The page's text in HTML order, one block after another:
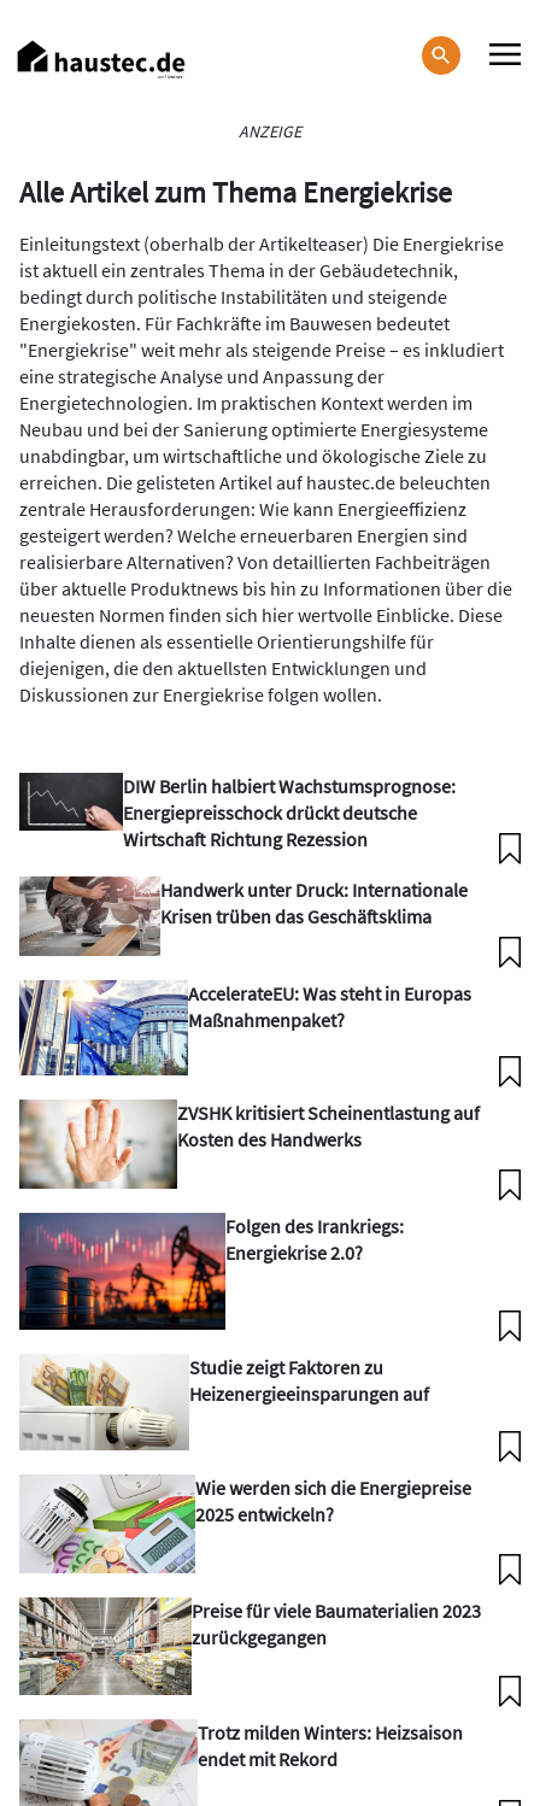
zum
Inhalt
ANZEIGE
Alle Artikel zum Thema Energiekrise
Einleitungstext (oberhalb der Artikelteaser) Die Energiekrise
ist aktuell ein zentrales Thema in der Gebäudetechnik,
bedingt durch politische Instabilitäten und steigende
Energiekosten. Für Fachkräfte im Bauwesen bedeutet
"Energiekrise" weit mehr als steigende Preise – es inkludiert
eine strategische Analyse und Anpassung der
Energietechnologien. Im praktischen Kontext werden im
Neubau und bei der Sanierung optimierte Energiesysteme
unabdingbar, um wirtschaftliche und ökologische Ziele zu
erreichen. Die gelisteten Artikel auf haustec.de beleuchten
zentrale Herausforderungen: Wie kann Energieeffizienz
gesteigert werden? Welche erneuerbaren Energien sind
realisierbare Alternativen? Von detaillierten Fachbeiträgen
über aktuelle Produktnews bis hin zu Informationen über die
neuesten Normen finden sich hier wertvolle Einblicke. Diese
Inhalte dienen als essentielle Orientierungshilfe für
diejenigen, die den aktuellsten Entwicklungen und
Diskussionen zur Energiekrise folgen wollen.
DIW Berlin halbiert Wachstumsprognose:
Energiepreisschock drückt deutsche
Wirtschaft Richtung Rezession
Handwerk unter Druck: Internationale
Krisen trüben das Geschäftsklima
AccelerateEU: Was steht in Europas
Maßnahmenpaket?
ZVSHK kritisiert Scheinentlastung auf
Kosten des Handwerks
Folgen des Irankriegs:
Energiekrise 2.0?
Studie zeigt Faktoren zu
Heizenergieeinsparungen auf
Wie werden sich die Energiepreise
2025 entwickeln?
Preise für viele Baumaterialien 2023
zurückgegangen
Trotz milden Winters: Heizsaison
endet mit Rekord